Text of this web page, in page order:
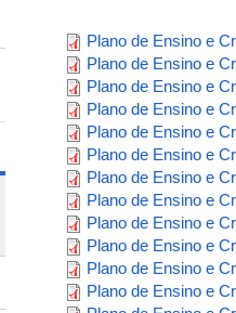
Plano de Ensino e
Plano de Ensino e
Plano de Ensino e
Plano de Ensino e
Plano de Ensino e
Plano de Ensino e
Plano de Ensino e
Plano de Ensino e
Plano de Ensino e
Plano de Ensino e
Plano de Ensino e
Plano de Ensino e